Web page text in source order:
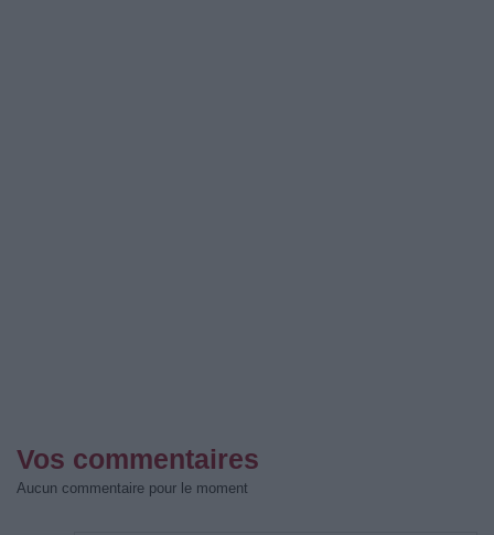
Vos commentaires
Aucun commentaire pour le moment